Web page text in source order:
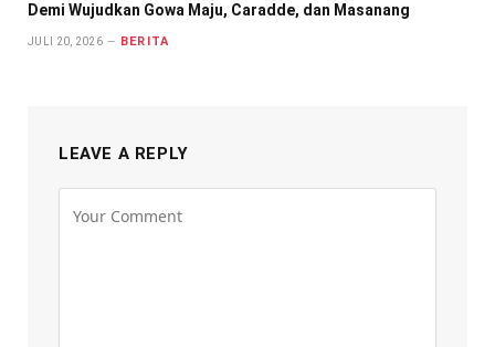
Demi Wujudkan Gowa Maju, Caradde, dan Masanang
JULI 20, 2026 BERITA
LEAVE A REPLY